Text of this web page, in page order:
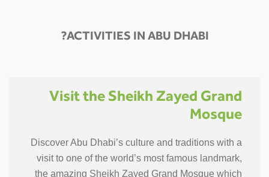
ACTIVITIES IN ABU DHABI?
Visit the Sheikh Zayed Grand
Mosque
Discover Abu Dhabi’s culture and traditions with a
visit to one of the world’s most famous landmark,
the amazing Sheikh Zayed Grand Mosque which